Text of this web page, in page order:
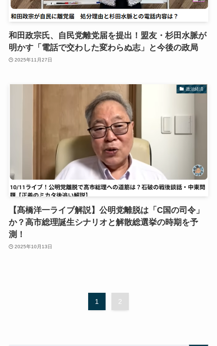
和田政宗氏、自民党離党届を提出！盟友・杉田水脈が
明かす「電話で交わした変わらぬ志」と今後の政局
2025年11月27日
政治経済
【髙橋洋一ライブ解説】公明党離脱は「C国の司令」
か？高市総理誕生シナリオと解散総選挙の時期を予
測！
2025年10月13日
1 2